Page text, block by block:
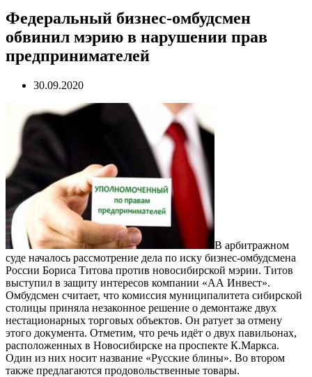
Федеральный бизнес-омбудсмен
обвинил мэрию в нарушении прав
предпринимателей
30.09.2020
В арбитражном
суде началось рассмотрение дела по иску бизнес-омбудсмена
России Бориса Титова против новосибирской мэрии. Титов
выступил в защиту интересов компании «АА Инвест».
Омбудсмен считает, что комиссия муниципалитета сибирской
столицы приняла незаконное решение о демонтаже двух
нестационарных торговых объектов. Он ратует за отмену
этого документа. Отметим, что речь идёт о двух павильонах,
расположенных в Новосибирске на проспекте К.Маркса.
Один из них носит название «Русские блины». Во втором
также предлагаются продовольственные товары.